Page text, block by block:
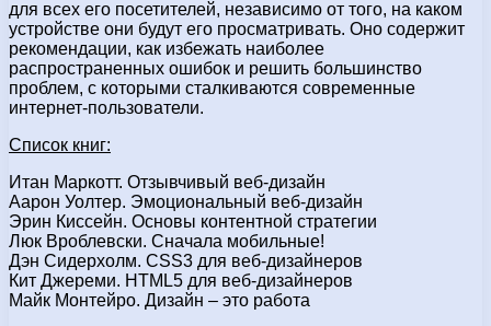
для всех его посетителей, независимо от того, на каком
устройстве они будут его просматривать. Оно содержит
рекомендации, как избежать наиболее
распространенных ошибок и решить большинство
проблем, с которыми сталкиваются современные
интернет-пользователи.
Список книг:
Итан Маркотт. Отзывчивый веб-дизайн
Аарон Уолтер. Эмоциональный веб-дизайн
Эрин Киссейн. Основы контентной стратегии
Люк Вроблевски. Сначала мобильные!
Дэн Сидерхолм. CSS3 для веб-дизайнеров
Кит Джереми. HTML5 для веб-дизайнеров
Майк Монтейро. Дизайн – это работа